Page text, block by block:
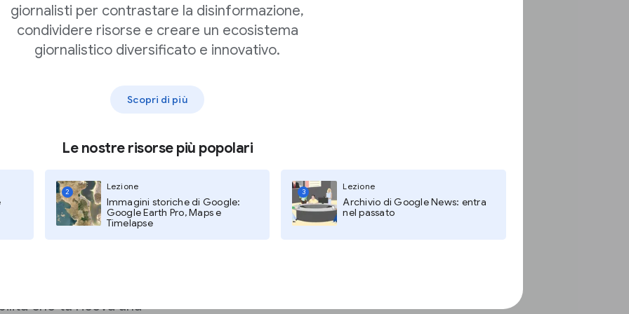
giornalisti per contrastare la disinformazione,
condividere risorse e creare un ecosistema
giornalistico diversificato e innovativo.
Scopri di più
Le nostre risorse più popolari
2
Lezione
Immagini storiche di Google:
Google Earth Pro, Maps e
Timelapse
3
Lezione
Archivio di Google News: entra
nel passato
la miglior scelta
qualità può aiutare
prima
che tu riceva una